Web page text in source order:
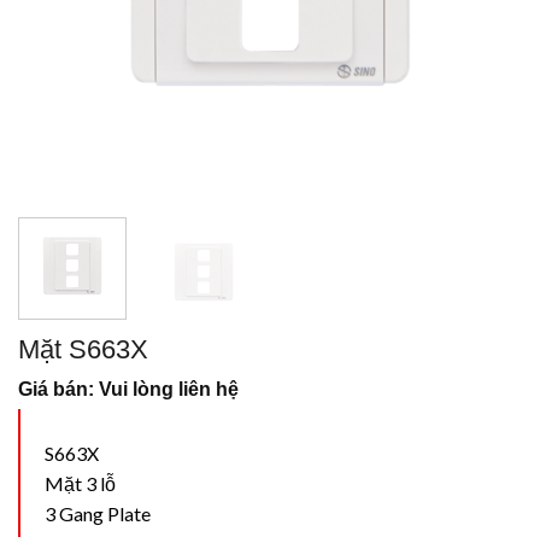
Mặt S663X
Giá bán: Vui lòng liên hệ
S663X
Mặt 3 lỗ
3 Gang Plate